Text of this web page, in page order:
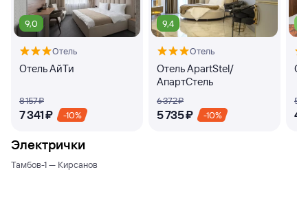
9,0
Отель
Отель АйТи
8 ⁠157 ⁠₽
7 ⁠341 ⁠₽ -10%
9,4
Отель
Отель ApartStel/
АпартСтель
6 ⁠372 ⁠₽
5 ⁠735 ⁠₽ -10%
5
4
Электрички
Тамбов-1 — Кирсанов